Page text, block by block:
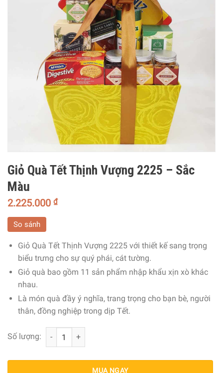
Giỏ Quà Tết Thịnh Vượng 2225 – Sắc
Màu
2.225.000 ₫
So sánh
Giỏ Quà Tết Thịnh Vượng 2225 với thiết kế sang trọng
biểu trưng cho sự quý phái, cát tường.
Giỏ quà bao gồm 11 sản phẩm nhập khẩu xịn xò khác
nhau.
Là món quà đầy ý nghĩa, trang trọng cho bạn bè, người
thân, đồng nghiệp trong dịp Tết.
Số lượng: Giỏ Quà Tết Thịnh Vượng 2225 - Sắc Màu số lượng
MUA NGAY